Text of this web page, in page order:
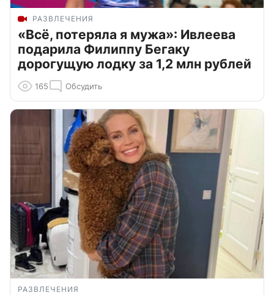
РАЗВЛЕЧЕНИЯ
«Всё, потеряла я мужа»: Ивлеева
подарила Филиппу Бегаку
дорогущую лодку за 1,2 млн рублей
165 Обсудить
РАЗВЛЕЧЕНИЯ